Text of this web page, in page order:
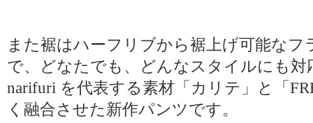
また裾はハーフリブから裾上げ可能な
で、どなたでも、どんなスタイルにも
narifuri を代表する素材「カリテ」と「
く融合させた新作パンツです。